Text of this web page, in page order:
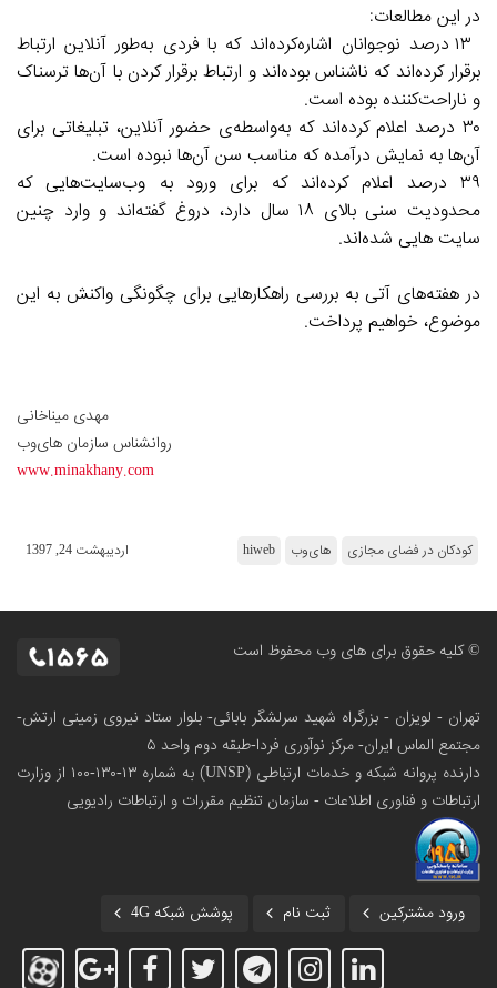
در این مطالعات:
۱۳ درصد نوجوانان اشاره‌کرده‌اند که با فردی به‌طور آنلاین ارتباط
برقرار کرده‌اند که ناشناس بوده‌اند و ارتباط برقرار کردن با آن‌ها ترسناک
و ناراحت‌کننده بوده است.
۳۰ درصد اعلام کرده‌اند که به‌واسطه‌ی حضور آنلاین، تبلیغاتی برای
آن‌ها به نمایش درآمده که مناسب سن آن‌ها نبوده است.
۳۹ درصد اعلام کرده‌اند که برای ورود به وب‌سایت‌هایی که
محدودیت سنی بالای ۱۸ سال دارد، دروغ گفته‌اند و وارد چنین
سایت هایی شده‌اند.
در هفته‌های آتی به بررسی راهکارهایی برای چگونگی واکنش به این
موضوع، خواهیم پرداخت.
مهدی میناخانی
روانشناس سازمان های‌وب
www.minakhany.com
کودکان در فضای مجازی های‌وب hiweb ارديبهشت 24, 1397
© کلیه حقوق برای های وب محفوظ است
تهران - لویزان - بزرگراه شهید سرلشگر بابائی- بلوار ستاد نیروی زمینی ارتش-
مجتمع الماس ایران- مرکز نوآوری فردا-طبقه دوم واحد ۵
دارنده پروانه شبکه و خدمات ارتباطی (UNSP) به شماره ۱۳-۱۳۰-۱۰۰
از وزارت
ارتباطات و فناوری اطلاعات - سازمان تنظیم مقررات و ارتباطات رادیویی
ورود مشترکین ثبت نام پوشش شبکه 4G